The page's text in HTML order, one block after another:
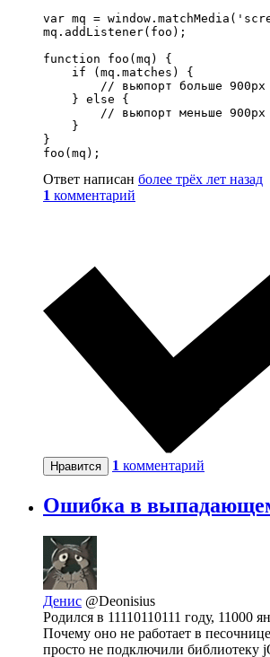
var mq =
mq.addListener(foo);
function foo(mq) {
    if (mq.matches) {
        // вьюпорт больше 900px
    } else {
        // вьюпорт меньше 900px
    }
}
foo(mq);
Ответ написан более трёх лет назад
1 комментарий
Нравится 1 комментарий
Ошибка в
Денис @Deonisius
Родился в 11110110111 году, 11000
Почему оно не работает в
просто не подключили библиотеку